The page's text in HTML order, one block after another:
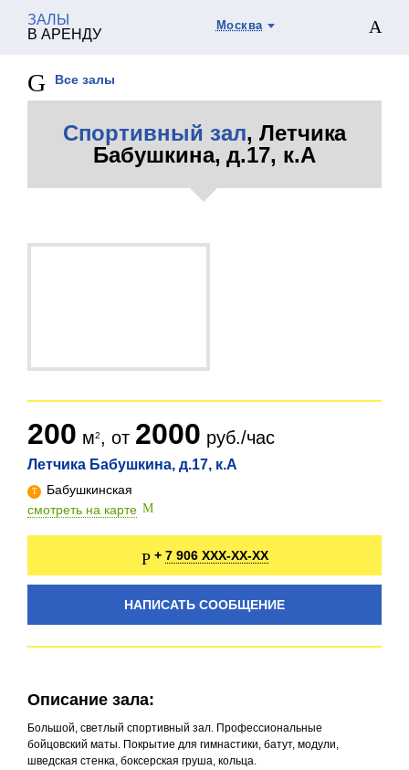
ЗАЛЫ
В АРЕНДУ
Москва
Все залы
Спортивный зал, Летчика
Бабушкина, д.17, к.А
Летчика Бабушкина, д.17, к.А
Бабушкинская
смотреть на карте
200 м , от 2000 руб./час
+ 7 906 XXX-XX-XX
НАПИСАТЬ СООБЩЕНИЕ
Описание зала:
Большой, светлый спортивный зал. Профессиональные
бойцовский маты. Покрытие для гимнастики, батут, модули,
шведская стенка, боксерская груша, кольца.